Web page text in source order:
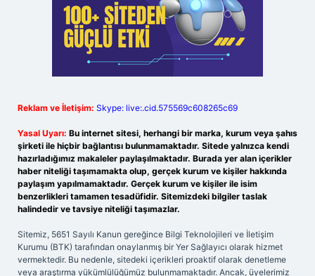
Reklam ve İletişim: Skype: live:.cid.575569c608265c69
Yasal Uyarı: Bu internet sitesi, herhangi bir marka, kurum veya şahıs
şirketi ile hiçbir bağlantısı bulunmamaktadır. Sitede yalnızca kendi
hazırladığımız makaleler paylaşılmaktadır. Burada yer alan içerikler
haber niteliği taşımamakta olup, gerçek kurum ve kişiler hakkında
paylaşım yapılmamaktadır. Gerçek kurum ve kişiler ile isim
benzerlikleri tamamen tesadüfidir. Sitemizdeki bilgiler taslak
halindedir ve tavsiye niteliği taşımazlar.
Sitemiz, 5651 Sayılı Kanun gereğince Bilgi Teknolojileri ve İletişim
Kurumu (BTK) tarafından onaylanmış bir Yer Sağlayıcı olarak hizmet
vermektedir. Bu nedenle, sitedeki içerikleri proaktif olarak denetleme
veya araştırma yükümlülüğümüz bulunmamaktadır. Ancak, üyelerimiz